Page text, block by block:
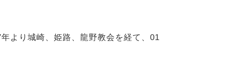
より城崎、姫路、龍野教会を経て、01